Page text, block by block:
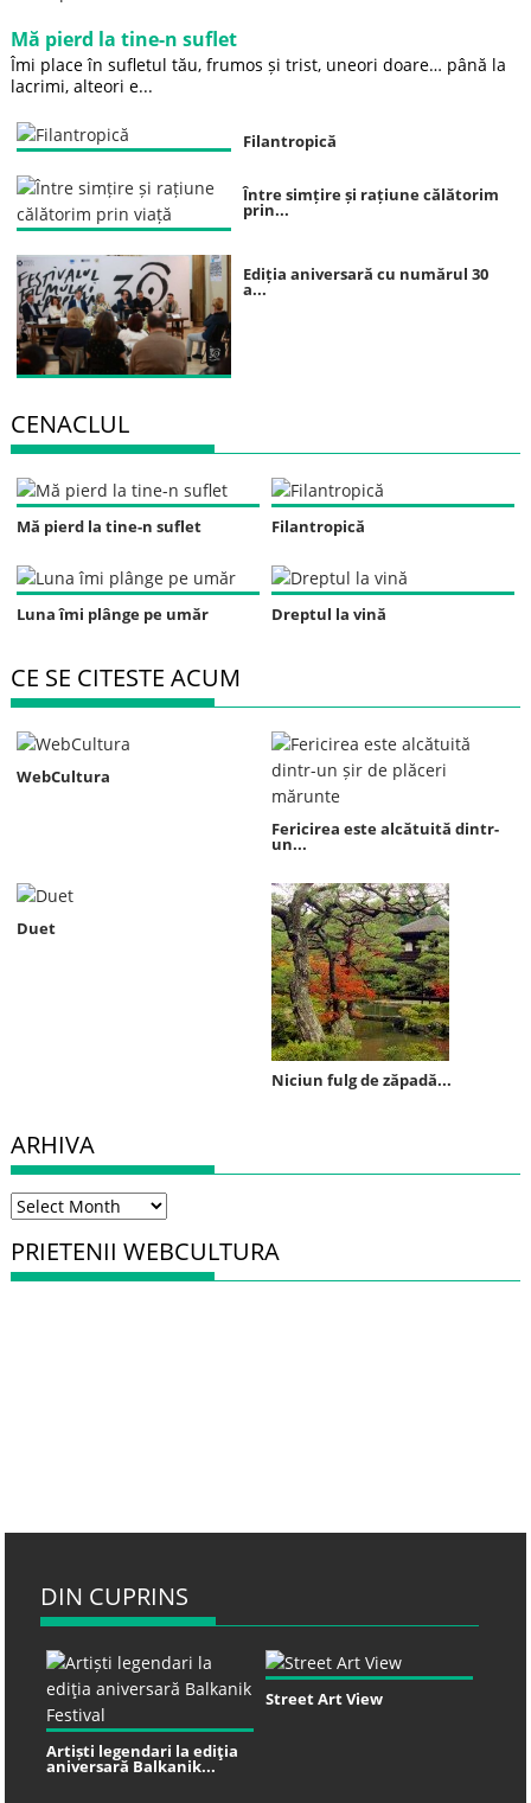
Mă pierd la tine-n suflet
Îmi place în sufletul tău, frumos și trist, uneori doare… până la
lacrimi, alteori e...
Filantropică
Între simțire și rațiune călătorim
prin...
Ediția aniversară cu numărul 30
a...
CENACLUL
Mă pierd la tine-n suflet Filantropică
Luna îmi plânge pe umăr Dreptul la vină
CE SE CITESTE ACUM
WebCultura
Fericirea este alcătuită dintr-
un...
Duet
Niciun fulg de zăpadă...
ARHIVA
Arhiva
PRIETENII WEBCULTURA
DIN CUPRINS
Artiști legendari la ediţia
aniversară Balkanik...
Street Art View